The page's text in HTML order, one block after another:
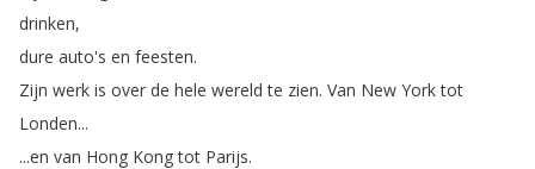
drinken,
dure auto's en feesten.
Zijn werk is over de hele wereld te zien. Van New York tot
Londen...
...en van Hong Kong tot Parijs.